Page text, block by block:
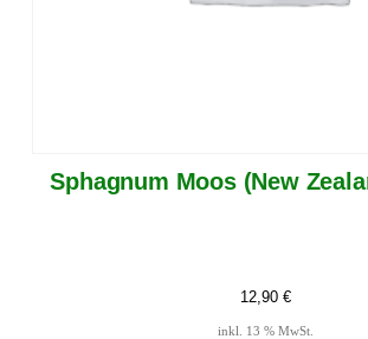
Sphagnum Moos (New
12,90 €
inkl. 13 % MwSt.